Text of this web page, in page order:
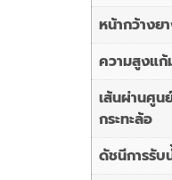
หน้ากว้างย
ความสูงแก้
เส้นผ่านศูน
กระทะล้อ
ดัชนีการรับ